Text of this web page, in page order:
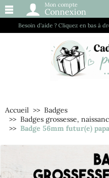
Besoin d’aide ? Cliquez en bas à
Mon compte
Connexion
Accueil
Badges
Badges grossesse,
Badge 56mm futur(e)